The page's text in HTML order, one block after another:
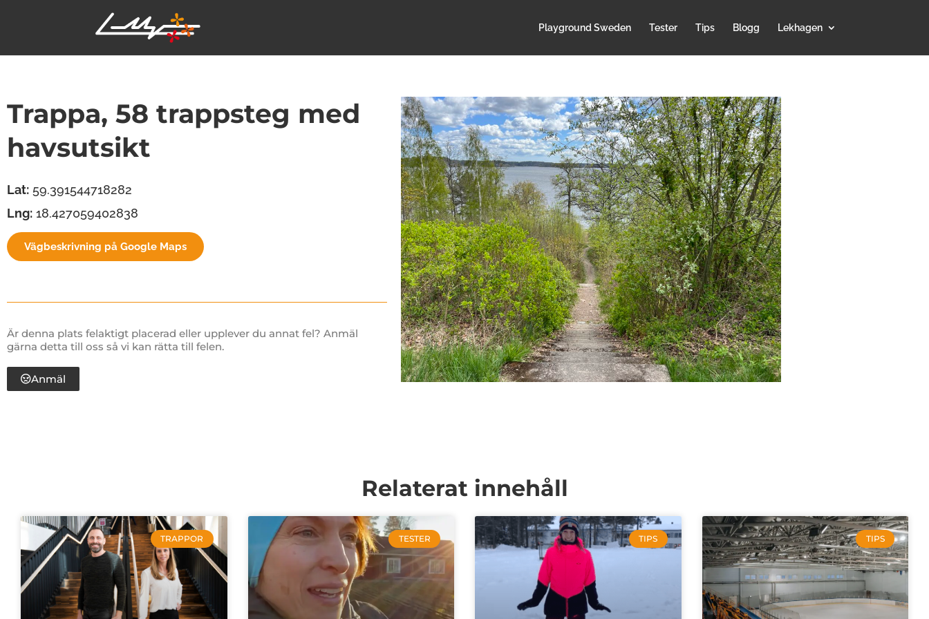
Playground Sweden Tester Tips Blogg Lekhagen
Trappa, 58 trappsteg med
havsutsikt
Lat: 59.391544718282
Lng: 18.427059402838
Vägbeskrivning på Google Maps
Är denna plats felaktigt placerad eller upplever du annat fel? Anmäl
gärna detta till oss så vi kan rätta till felen.
Anmäl
Relaterat innehåll
TRAPPOR TESTER TIPS TIPS